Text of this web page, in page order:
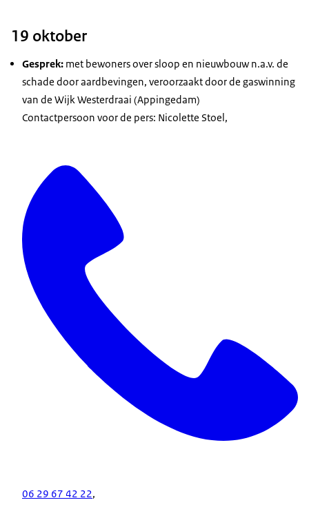
19 oktober
Gesprek: met bewoners over sloop en nieuwbouw n.a.v. de
schade door aardbevingen, veroorzaakt door de gaswinning
van de Wijk Westerdraai (Appingedam)
Contactpersoon voor de pers: Nicolette Stoel,
06 29 67 42 22,